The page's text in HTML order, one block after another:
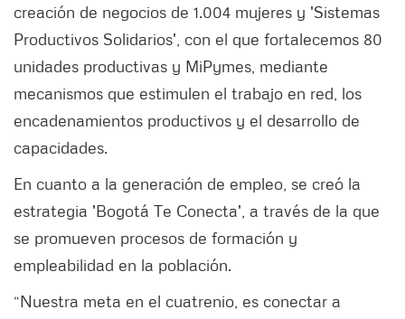
creación de negocios de 1.004 mujeres y 'Sistemas
Productivos Solidarios', con el que fortalecemos 80
unidades productivas y MiPymes, mediante
mecanismos que estimulen el trabajo en red, los
encadenamientos productivos y el desarrollo de
capacidades.
En cuanto a la generación de empleo, se creó la
estrategia 'Bogotá Te Conecta', a través de la que
se promueven procesos de formación y
empleabilidad en la población.
“Nuestra meta en el cuatrenio, es conectar a